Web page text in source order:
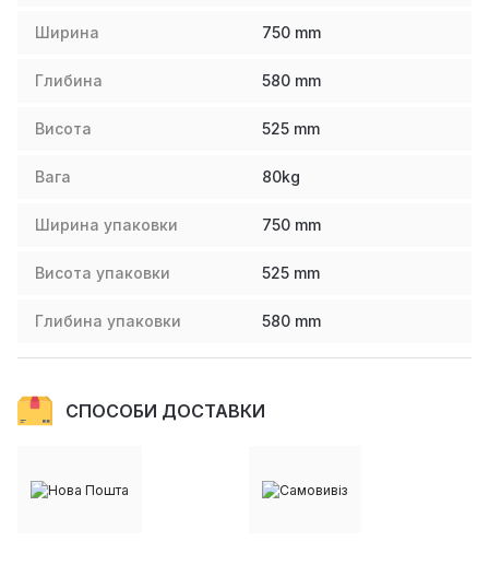
Ширина 750 mm
Глибина 580 mm
Висота 525 mm
Вага 80kg
Ширина упаковки 750 mm
Висота упаковки 525 mm
Глибина упаковки 580 mm
СПОСОБИ ДОСТАВКИ